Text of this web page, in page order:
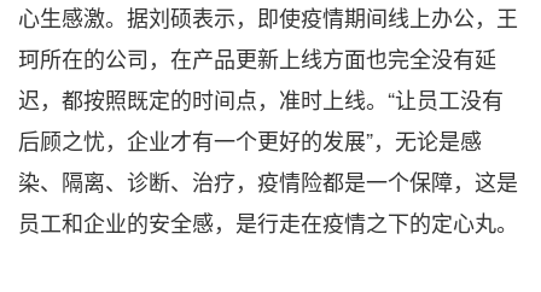
心生感激。据刘硕表示，即使疫情期间线上办公，王
珂所在的公司，在产品更新上线方面也完全没有延
迟，都按照既定的时间点，准时上线。“让员工没有
后顾之忧，企业才有一个更好的发展”，无论是感
染、隔离、诊断、治疗，疫情险都是一个保障，这是
员工和企业的安全感，是行走在疫情之下的定心丸。